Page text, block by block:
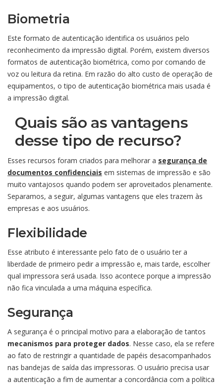
Biometria
Este formato de autenticação identifica os usuários pelo
reconhecimento da impressão digital. Porém, existem diversos
formatos de autenticação biométrica, como por comando de
voz ou leitura da retina. Em razão do alto custo de operação de
equipamentos, o tipo de autenticação biométrica mais usada é
a impressão digital.
Quais são as vantagens
desse tipo de recurso?
Esses recursos foram criados para melhorar a segurança de
documentos confidenciais em sistemas de impressão e são
muito vantajosos quando podem ser aproveitados plenamente.
Separamos, a seguir, algumas vantagens que eles trazem às
empresas e aos usuários.
Flexibilidade
Esse atributo é interessante pelo fato de o usuário ter a
liberdade de primeiro pedir a impressão e, mais tarde, escolher
qual impressora será usada. Isso acontece porque a impressão
não fica vinculada a uma máquina específica.
Segurança
A segurança é o principal motivo para a elaboração de tantos
mecanismos para proteger dados. Nesse caso, ela se refere
ao fato de restringir a quantidade de papéis desacompanhados
nas bandejas de saída das impressoras. O usuário precisa usar
a autenticação a fim de aumentar a concordância com a política